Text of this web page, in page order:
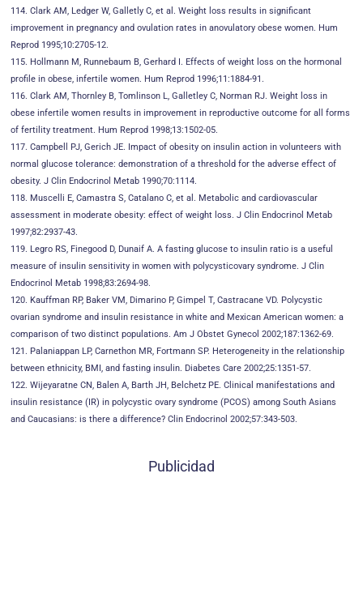
114. Clark AM, Ledger W, Galletly C, et al. Weight loss results in significant
improvement in pregnancy and ovulation rates in anovulatory obese women. Hum
Reprod 1995;10:2705-12.
115. Hollmann M, Runnebaum B, Gerhard I. Effects of weight loss on the hormonal
profile in obese, infertile women. Hum Reprod 1996;11:1884-91.
116. Clark AM, Thornley B, Tomlinson L, Galletley C, Norman RJ. Weight loss in
obese infertile women results in improvement in reproductive outcome for all forms
of fertility treatment. Hum Reprod 1998;13:1502-05.
117. Campbell PJ, Gerich JE. Impact of obesity on insulin action in volunteers with
normal glucose tolerance: demonstration of a threshold for the adverse effect of
obesity. J Clin Endocrinol Metab 1990;70:1114.
118. Muscelli E, Camastra S, Catalano C, et al. Metabolic and cardiovascular
assessment in moderate obesity: effect of weight loss. J Clin Endocrinol Metab
1997;82:2937-43.
119. Legro RS, Finegood D, Dunaif A. A fasting glucose to insulin ratio is a useful
measure of insulin sensitivity in women with polycysticovary syndrome. J Clin
Endocrinol Metab 1998;83:2694-98.
120. Kauffman RP, Baker VM, Dimarino P, Gimpel T, Castracane VD. Polycystic
ovarian syndrome and insulin resistance in white and Mexican American women: a
comparison of two distinct populations. Am J Obstet Gynecol 2002;187:1362-69.
121. Palaniappan LP, Carnethon MR, Fortmann SP. Heterogeneity in the relationship
between ethnicity, BMI, and fasting insulin. Diabetes Care 2002;25:1351-57.
122. Wijeyaratne CN, Balen A, Barth JH, Belchetz PE. Clinical manifestations and
insulin resistance (IR) in polycystic ovary syndrome (PCOS) among South Asians
and Caucasians: is there a difference? Clin Endocrinol 2002;57:343-503.
Publicidad